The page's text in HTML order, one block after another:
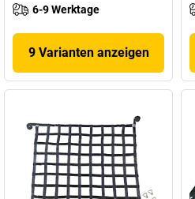
6-9 Werktage
9 Varianten anzeigen